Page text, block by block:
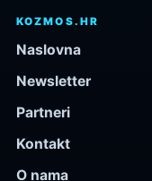
KOZMOS.HR
Naslovna
Newsletter
Partneri
Kontakt
O nama